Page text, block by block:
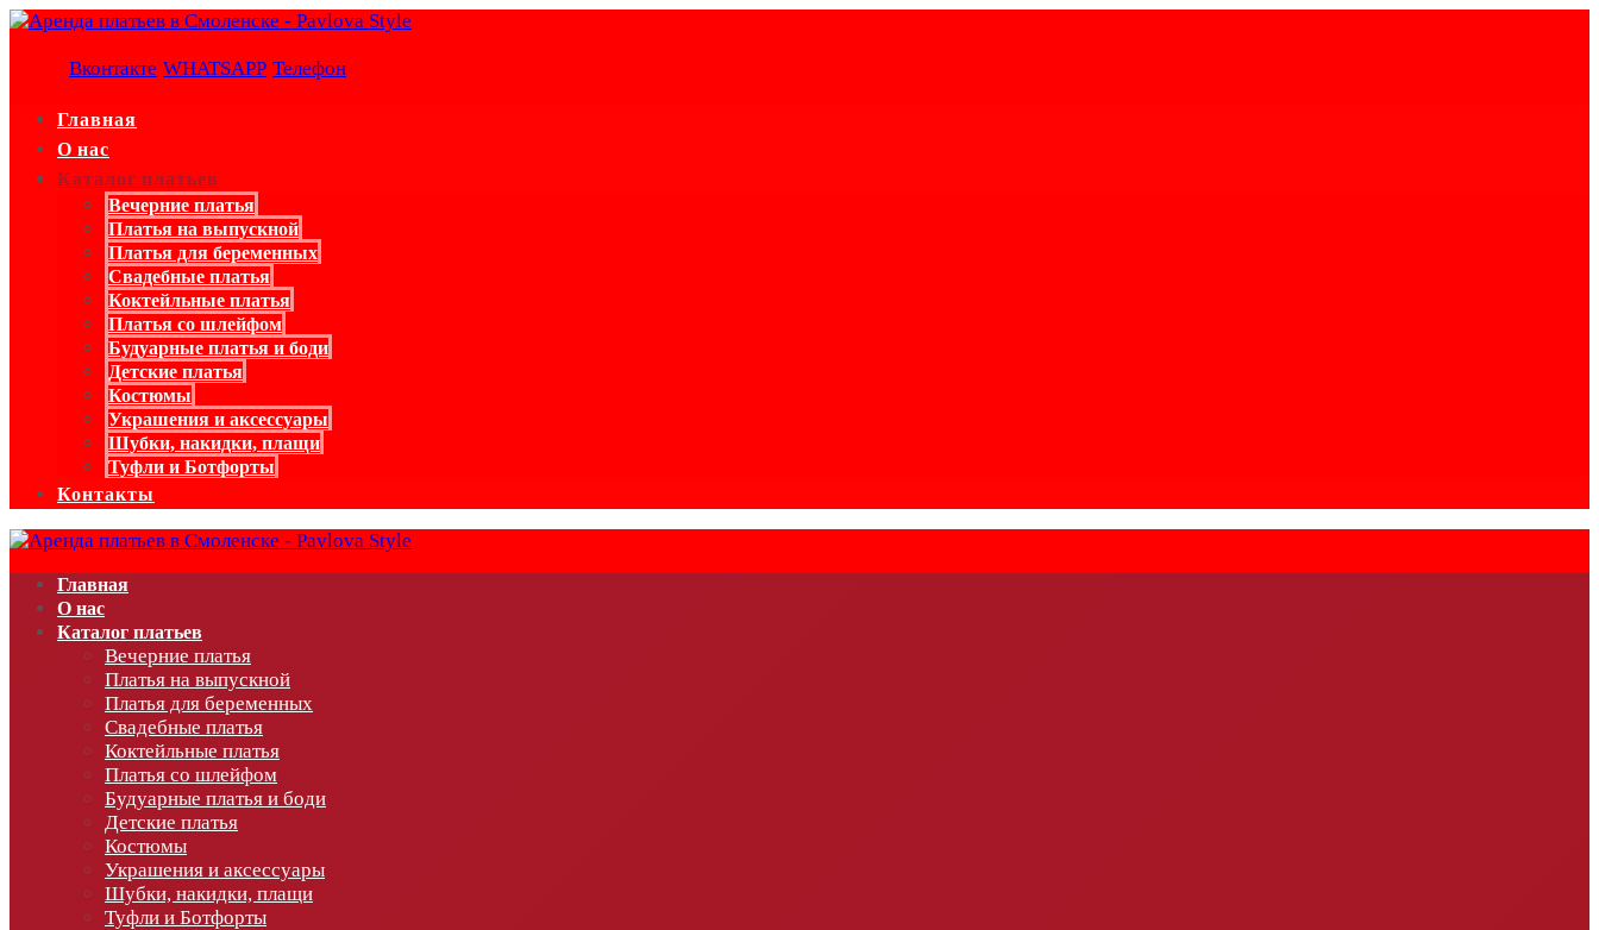
Вконтакте WHATSAPP Телефон
Главная
О нас
Каталог платьев
Вечерние платья
Платья на выпускной
Платья для беременных
Свадебные платья
Коктейльные платья
Платья со шлейфом
Будуарные платья и боди
Детские платья
Костюмы
Украшения и аксессуары
Шубки, накидки, плащи
Туфли и Ботфорты
Контакты
Главная
О нас
Каталог платьев
Вечерние платья
Платья на выпускной
Платья для беременных
Свадебные платья
Коктейльные платья
Платья со шлейфом
Будуарные платья и боди
Детские платья
Костюмы
Украшения и аксессуары
Шубки, накидки, плащи
Туфли и Ботфорты